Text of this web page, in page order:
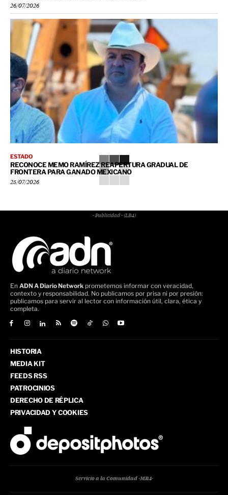
26/07/2026
ESTADO
RECONOCE MEMO RAMÍREZ REAPERTURA GRADUAL DE
FRONTERA PARA GANADO MEXICANO
25/07/2026
- Publicidad - (LB4)
En ADN A Diario Network prometemos informar con veracidad,
contexto y responsabilidad. No publicamos por prisa ni por presión:
publicamos para servir al lector con información útil, clara, ética y
completa.
HISTORIA
MEDIA KIT
FEEDS RSS
PATROCINIOS
DERECHO DE RÉPLICA
PRIVACIDAD Y COOKIES
Servicio a la Comunidad -MR4-